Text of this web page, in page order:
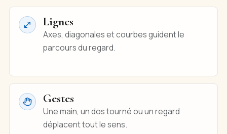
Lignes
Axes, diagonales et courbes guident le
parcours du regard.
Gestes
Une main, un dos tourné ou un regard
déplacent tout le sens.